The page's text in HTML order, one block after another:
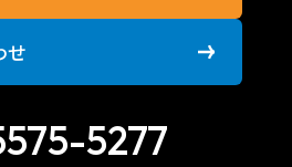
せ
5277